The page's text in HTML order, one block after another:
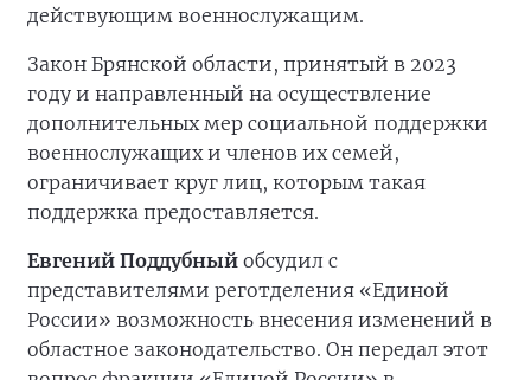
действующим военнослужащим.
Закон Брянской области, принятый в 2023
году и направленный на осуществление
дополнительных мер социальной поддержки
военнослужащих и членов их семей,
ограничивает круг лиц, которым такая
поддержка предоставляется.
Евгений Поддубный обсудил с
представителями реготделения «Единой
России» возможность внесения изменений в
областное законодательство. Он передал этот